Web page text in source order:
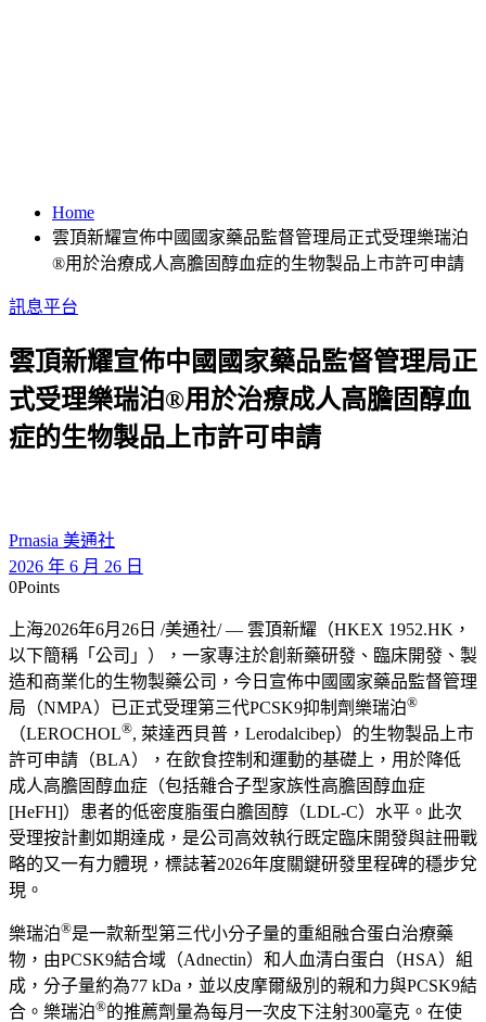
Home
雲頂新耀宣佈中國國家藥品監督管理局正式受理樂瑞泊
®用於治療成人高膽固醇血症的生物製品上市許可申請
訊息平台
雲頂新耀宣佈中國國家藥品監督管理局正
式受理樂瑞泊®用於治療成人高膽固醇血
症的生物製品上市許可申請
Prnasia 美通社
2026 年 6 月 26 日
0Points
上海2026年6月26日 /美通社/ — 雲頂新耀（HKEX 1952.HK ，
以下簡稱 「 公司 」 ），一家專注於創新藥研發、臨床開發、製
造和商業化的生物製藥公司，今日宣佈中國國家藥品監督管理
局（NMPA）已正式受理第三代PCSK9抑制劑樂瑞泊®
（LEROCHOL®, 萊達西貝普， Lerodalcibep）的生物製品上市
許可申請（BLA），在飲食控制和運動的基礎上，用於降低
成人高膽固醇血症（包括雜合子型家族性高膽固醇血症
[HeFH]）患者的低密度脂蛋白膽固醇（LDL-C）水平。此次
受理按計劃如期達成，是公司高效執行既定臨床開發與註冊戰
略的又一有力體現，標誌著2026年度關鍵研發里程碑的穩步兌
現。
樂瑞泊®是一款新型第三代小分子量的重組融合蛋白治療藥
物，由PCSK9結合域（Adnectin）和人血清白蛋白（HSA）組
成，分子量約為77 kDa ，並以皮摩爾級別的親和力與PCSK9結
合。樂瑞泊®的推薦劑量為每月一次皮下注射300毫克。在使